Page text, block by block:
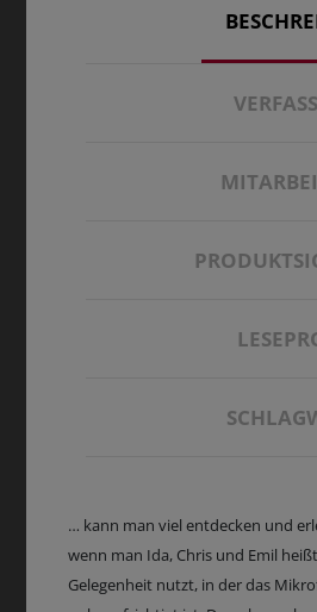
… kann man viel entdecken und
wenn man Ida, Chris und Emil
Gelegenheit nutzt, in der das